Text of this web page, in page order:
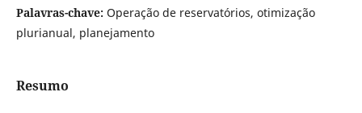
Palavras-chave: Operação de reservatórios, otimização
plurianual, planejamento
Resumo